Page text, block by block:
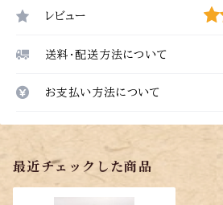
レビュー
送料・配送方法について
お支払い方法について
最近チェックした商品